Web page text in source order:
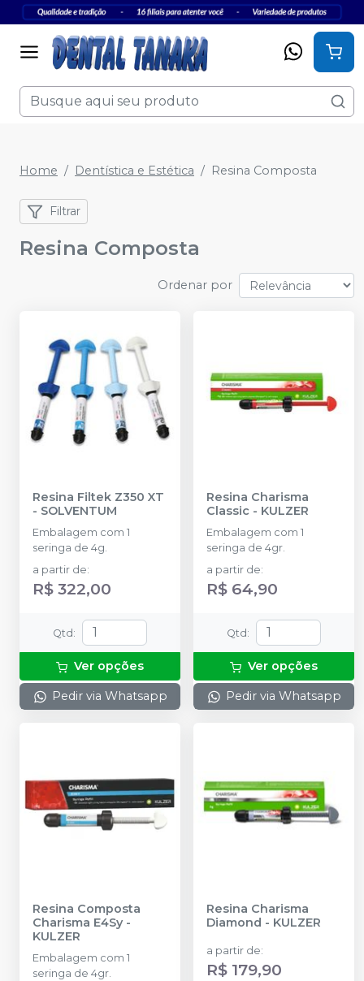
Home Dentística e Estética Resina Composta
Filtrar
Resina Composta
Ordenar por
Resina Filtek Z350 XT
- SOLVENTUM
Embalagem com 1
seringa de 4g.
a partir de:
R$ 322,00
Qtd:
Ver opções
Pedir via Whatsapp
Resina Charisma
Classic - KULZER
Embalagem com 1
seringa de 4gr.
a partir de:
R$ 64,90
Qtd:
Ver opções
Pedir via Whatsapp
Resina Composta
Charisma E4Sy-
KULZER
Embalagem com 1
seringa de 4gr.
Resina Charisma
Diamond - KULZER
a partir de:
R$ 179,90